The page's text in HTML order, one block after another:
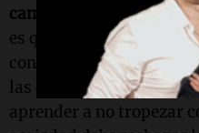
campaña.
Si algo nos
es que la política no se
con acciones concretas.
las denuncias de
aprender a no tropezar